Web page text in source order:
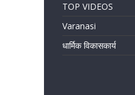
TOP VIDEOS
Varanasi
धार्मिक विकासकार्य